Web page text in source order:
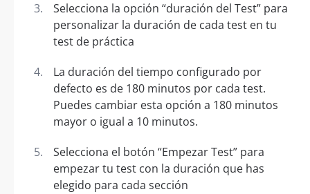
Selecciona la opción “duración del Test” para
personalizar la duración de cada test en tu
test de práctica
La duración del tiempo configurado por
defecto es de 180 minutos por cada test.
Puedes cambiar esta opción a 180 minutos
mayor o igual a 10 minutos.
Selecciona el botón “Empezar Test” para
empezar tu test con la duración que has
elegido para cada sección